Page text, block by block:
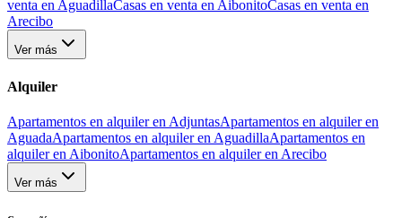
venta en AguadillaCasas en venta en AibonitoCasas en venta en
Arecibo
Ver más
Alquiler
Apartamentos en alquiler en AdjuntasApartamentos en alquiler en
AguadaApartamentos en alquiler en AguadillaApartamentos en
alquiler en AibonitoApartamentos en alquiler en Arecibo
Ver más